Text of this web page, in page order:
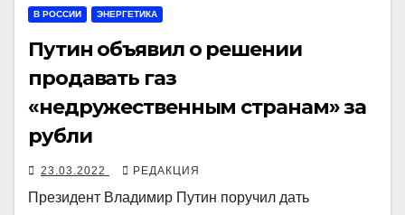
В РОССИИ ЭНЕРГЕТИКА
Путин объявил о решении
продавать газ
«недружественным странам» за
рубли
23.03.2022 РЕДАКЦИЯ
Президент Владимир Путин поручил дать